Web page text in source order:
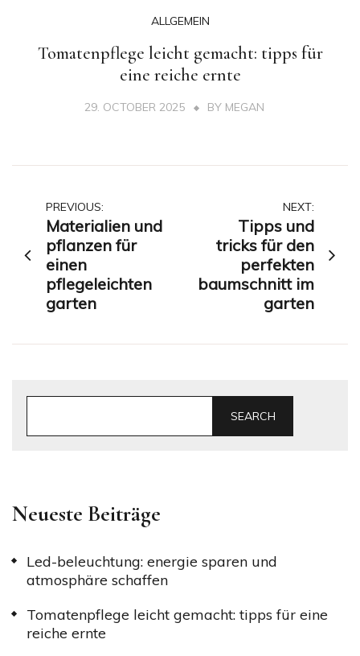
ALLGEMEIN
Tomatenpflege leicht gemacht: tipps für
eine reiche ernte
29. OCTOBER 2025 BY MEGAN
Post
navigation
PREVIOUS:
Materialien und
pflanzen für
einen
pflegeleichten
garten
NEXT:
Tipps und
tricks für den
perfekten
baumschnitt im
garten
SEARCH
Neueste Beiträge
Led-beleuchtung: energie sparen und
atmosphäre schaffen
Tomatenpflege leicht gemacht: tipps für eine
reiche ernte